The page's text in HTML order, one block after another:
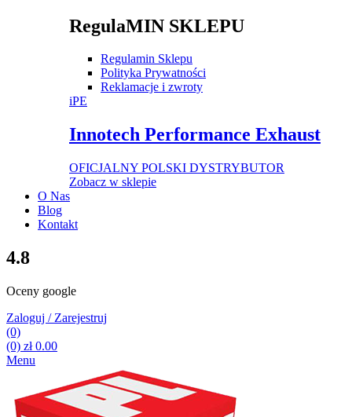
RegulaMIN SKLEPU
Regulamin Sklepu
Polityka Prywatności
Reklamacje i zwroty
iPE
Innotech Performance Exhaust
OFICJALNY POLSKI DYSTRYBUTOR
Zobacz w sklepie
O Nas
Blog
Kontakt
4.8
Oceny google
Zaloguj / Zarejestruj
(0)
(0) zł0.00
Menu